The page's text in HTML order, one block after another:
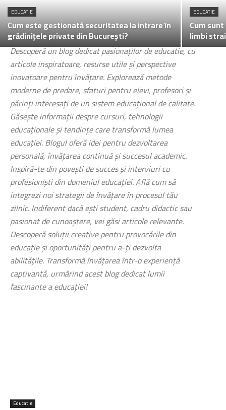
EDUCATIE
Cum este gestionată securitatea la intrare în
grădinițele private din București?
EDUCATIE
Cum
limbi
Descoperă un blog dedicat pasionaților de educatie, cu
articole inspiratoare, resurse utile și perspective
inovatoare pentru învățare. Explorează metode
moderne de predare, sfaturi pentru elevi, profesori și
părinți interesați de un sistem educațional de calitate.
Găsește informații despre cursuri, tehnologii
educaționale și tendințe care transformă lumea
educației. Blogul oferă idei pentru dezvoltarea
personală, învățarea continuă și succesul academic.
Inspiră-te din povești de succes și interviuri cu
profesioniști din domeniul educației. Află cum să
integrezi noi strategii de învățare în procesul tău
zilnic. Indiferent dacă ești student, cadru didactic sau
pasionat de cunoaștere, vei găsi articole relevante.
Descoperă soluții creative pentru provocările din
educație și oportunități pentru a-ți dezvolta
abilitățile. Transformă învățarea într-o experiență
captivantă, urmărind acest blog dedicat lumii
fascinante a educației!
Educatie